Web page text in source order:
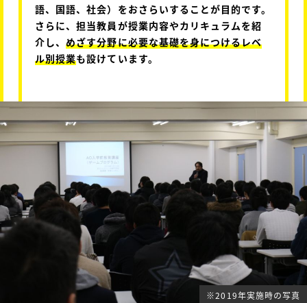
語、国語、社会）をおさらいすることが目的です。
さらに、担当教員が授業内容やカリキュラムを紹
介し、めざす分野に必要な基礎を身につけるレベ
ル別授業も設けています。
※2019年実施時の写真